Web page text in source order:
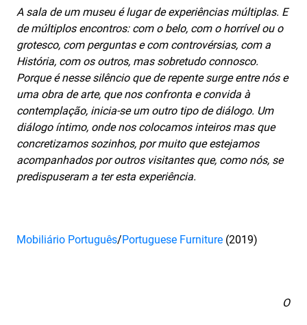
A sala de um museu é lugar de experiências múltiplas. E
de múltiplos encontros: com o belo, com o horrível ou o
grotesco, com perguntas e com controvérsias, com a
História, com os outros, mas sobretudo connosco.
Porque é nesse silêncio que de repente surge entre nós e
uma obra de arte, que nos confronta e convida à
contemplação, inicia-se um outro tipo de diálogo. Um
diálogo íntimo, onde nos colocamos inteiros mas que
concretizamos sozinhos, por muito que estejamos
acompanhados por outros visitantes que, como nós, se
predispuseram a ter esta experiência.
Mobiliário Português/Portuguese Furniture (2019)
O